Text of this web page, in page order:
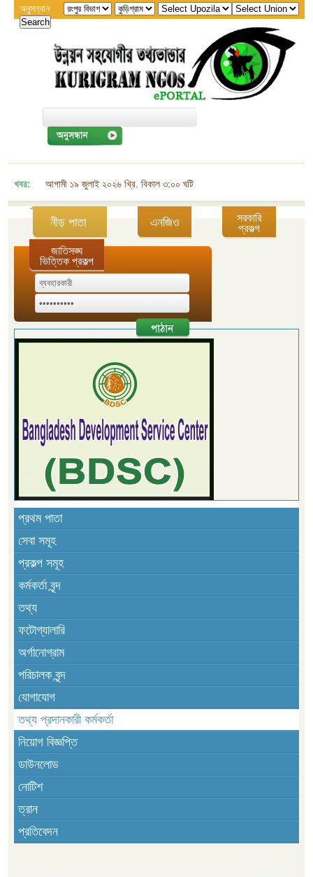
অনুসন্ধান
খবর: আগামী ১৯ জুলাই ২০২৬ খ্রি. বিকাল ৩:০০ ঘটিকায় জেলা এনজিও বিষয়ক সমন্বয়
নীড় পাতা এনজিও
সরকারি
প্রকল্প
জাতিসঙ্ঘ
ভিত্তিক প্রকল্প
প্রথম পাতা
সেবা সমূহ
প্রকল্প সমূহ
কর্মকর্তা বৃন্দ
তথ্য
ফটোগ্যালারি
অর্গানোগ্রাম
পরিচালক বৃন্দ
যোগাযোগ
তথ্য প্রদানকারী কর্মকর্তা
নিয়োগ বিজ্ঞপ্তি
ডাউনলোড
নোটিশ
ত্রান
প্রতিবেদন